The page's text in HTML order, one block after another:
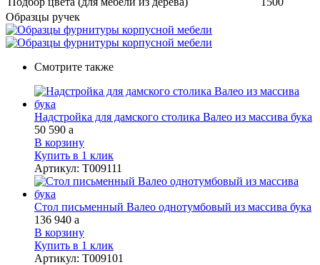
Образцы ручек
Смотрите также
Надстройка для дамского столика Валео из массива бука
50 590 a
В корзину
Купить в 1 клик
Артикул: Т009111
Стол письменный Валео однотумбовый из массива бука
136 940 a
В корзину
Купить в 1 клик
Артикул: Т009101